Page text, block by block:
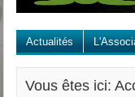
Actualités
Vous êtes ici: